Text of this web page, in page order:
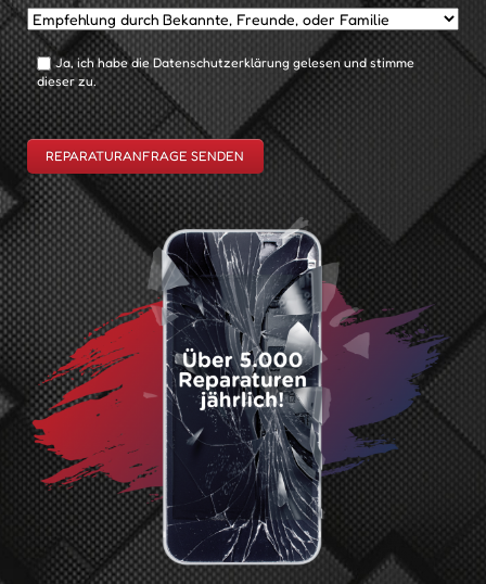
Ja, ich habe die Datenschutzerklärung gelesen und stimme
dieser zu.
REPARATURANFRAGE SENDEN